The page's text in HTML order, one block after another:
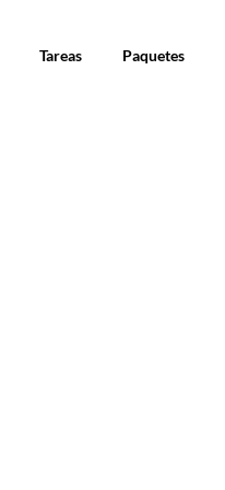
Tareas Paquetes